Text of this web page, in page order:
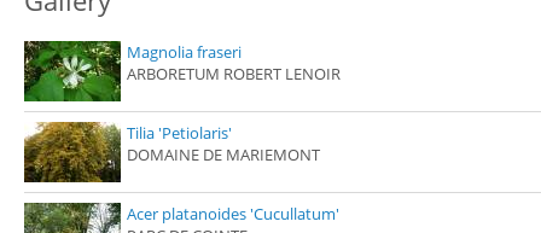
Magnolia fraseri
ARBORETUM ROBERT LENOIR
Tilia 'Petiolaris'
DOMAINE DE MARIEMONT
Acer platanoides 'Cucullatum'